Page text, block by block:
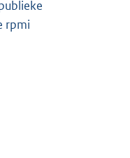
rpmi